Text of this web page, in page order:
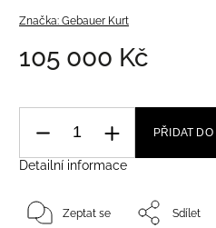
Značka: Gebauer Kurt
105 000 Kč
PŘIDAT DO
Detailní informace
Zeptat se Sdílet